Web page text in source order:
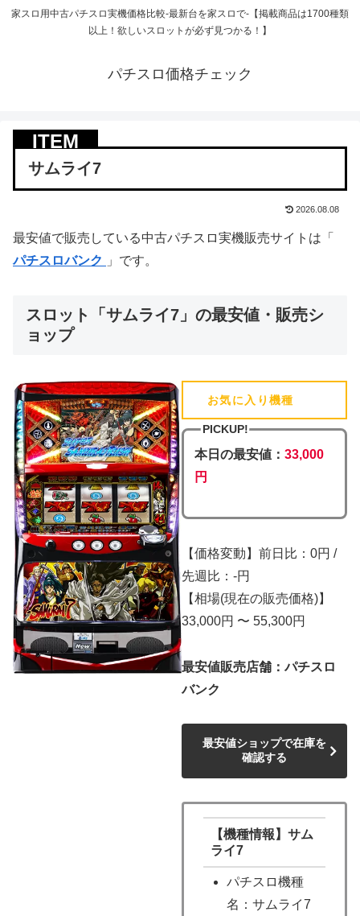
家スロ用中古パチスロ実機価格比較-最新台を家スロで-【掲載商品は1700種類
以上！欲しいスロットが必ず見つかる！】
パチスロ価格チェック
サムライ7
2026.08.08
最安値で販売している中古パチスロ実機販売サイトは「
パチスロバンク
」です。
スロット「サムライ7」の最安値・販売シ
ョップ
お気に入り機種
PICKUP!
本日の最安値： 33,000
円
【価格変動】前日比：0円 /
先週比：-円
【相場(現在の販売価格)】
33,000円 〜 55,300円
最安値販売店舗：パチスロ
バンク
最安値ショップで在庫を
確認する
【機種情報】サム
ライ7
パチスロ機種
名：サムライ7